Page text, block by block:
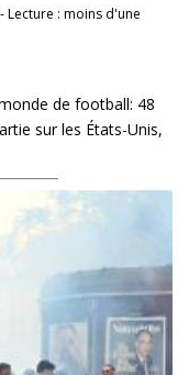
Lecture : moins d'une
de football: 48
sur les États-Unis,